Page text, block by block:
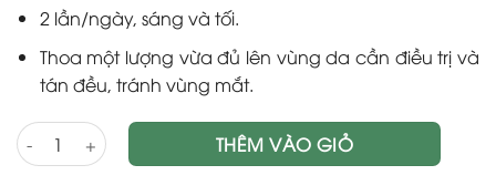
2 lần/ngày, sáng và tối.
Thoa một lượng vừa đủ lên vùng da cần điều trị và
tán đều, tránh vùng mắt.
Kem điều trị mụn COMEDO ACNE (40ml) (Sao chép) số lượng
THÊM VÀO GIỎ